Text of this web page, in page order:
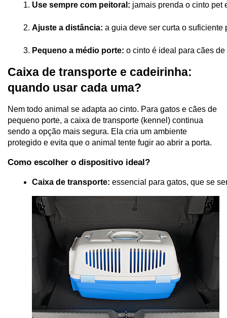
Use sempre com peitoral: jamais prenda o cinto pet
Ajuste a distância: a guia deve ser curta o
Pequeno a médio porte: o cinto é ideal para cães
Caixa de transporte e cadeirinha:
quando usar cada uma?
Nem todo animal se adapta ao cinto. Para gatos e cães de
pequeno porte, a caixa de transporte (kennel) continua
sendo a opção mais segura. Ela cria um ambiente
protegido e evita que o animal tente fugir ao abrir a porta.
Como escolher o dispositivo ideal?
Caixa de transporte: essencial para gatos, que se